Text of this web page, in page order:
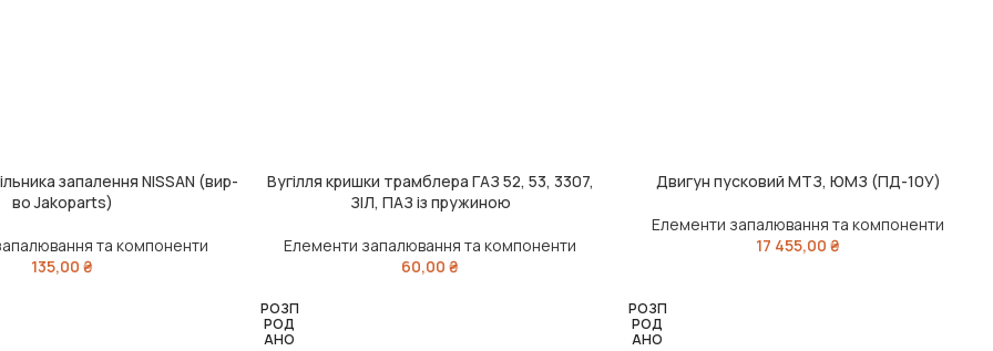
запалення NISSAN (вир-
во Jakoparts)
та компоненти
135,00₴
ЧИТАТИ ДАЛІ
Вугілля кришки трамблера ГАЗ 52, 53, 3307,
ЗІЛ, ПАЗ із пружиною
Елементи запалювання та компоненти
60,00₴
ЧИТАТИ ДАЛІ
Двигун пусковий МТЗ, ЮМЗ (ПД-10У)
Елементи запалювання та компоненти
17 455,00₴
РОЗП
РОД
АНО
РОЗП
РОД
АНО